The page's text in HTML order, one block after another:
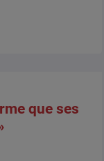
que ses